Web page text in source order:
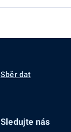
Sběr dat
Sledujte nás